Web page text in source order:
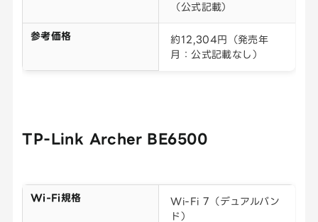
（公式記載）
参考価格
約12,304円（発売年
月：公式記載なし）
TP-Link Archer BE6500
Wi-Fi規格
Wi-Fi 7（デュアルバン
ド）